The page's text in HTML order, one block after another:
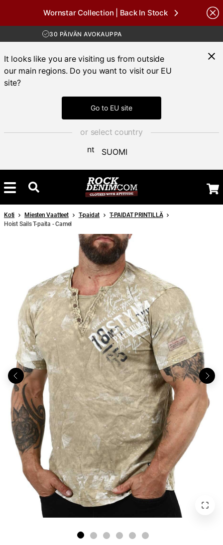
Wornstar Collection | Back In Stock
ILMAINEN TOIMITUS YLI 100 € TILAUKSIIN
30 PÄIVÄN AVOKAUPPA
It looks like you are visiting us from outside
our main regions. Do you want to visit our EU
site?
Go to EU site
or select country
SUOMI
Koti Miesten Vaatteet T-paidat
T-PAIDAT PRINTILLÄ
Hoist Sails T-paita - Camel